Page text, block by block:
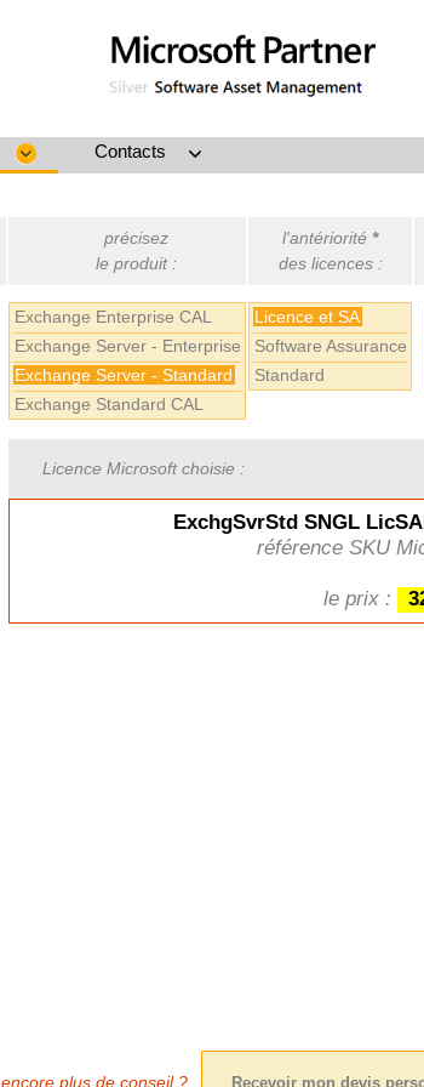
Contacts
précisez
le produit :
Exchange Enterprise CAL
Exchange Server - Enterprise
Exchange Server - Standard
Exchange Standard CAL
l'antériorité *
des licences :
Licence et SA
Software Assurance
Standard
Licence Microsoft choisie :
ExchgSvrStd SNGL
référence SKU
le prix :
encore plus de conseil ?